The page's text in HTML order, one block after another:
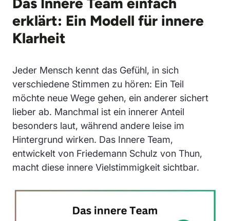
erklärt: Ein Modell für innere
Klarheit
Jeder Mensch kennt das Gefühl, in sich
verschiedene Stimmen zu hören: Ein Teil
möchte neue Wege gehen, ein anderer sichert
lieber ab. Manchmal ist ein innerer Anteil
besonders laut, während andere leise im
Hintergrund wirken. Das Innere Team,
entwickelt von Friedemann Schulz von Thun,
macht diese innere Vielstimmigkeit sichtbar.